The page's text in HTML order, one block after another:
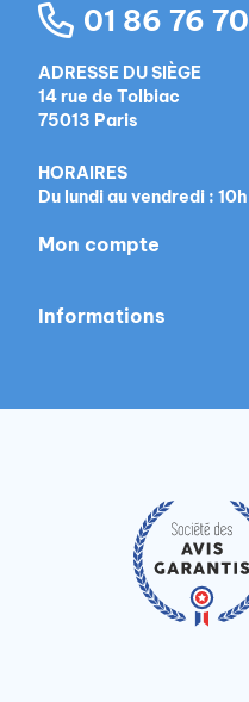
01 86 76
ADRESSE DU SIÈGE
14 rue de Tolbiac
75013 Paris
HORAIRES
Du lundi au vendredi :
Mon compte
Informations